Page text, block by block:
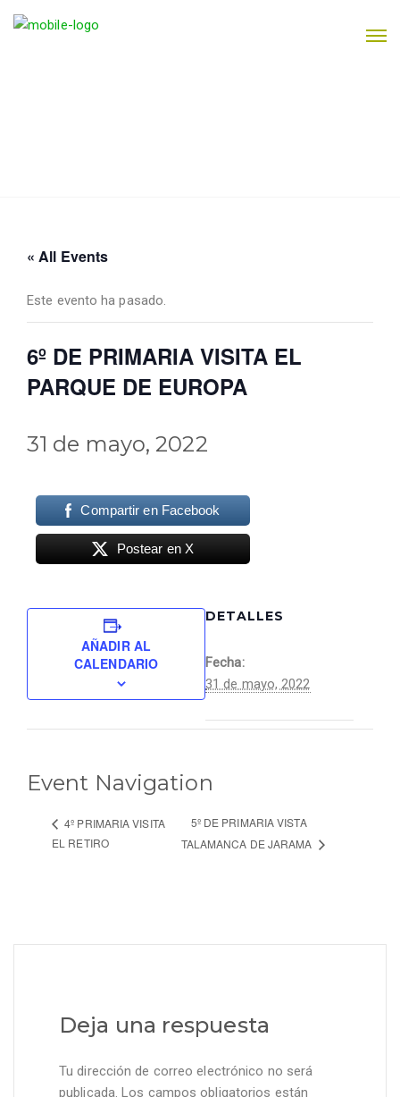
« All Events
Este evento ha pasado.
6º DE PRIMARIA VISITA EL
PARQUE DE EUROPA
31 de mayo, 2022
Compartir en Facebook
Postear en X
AÑADIR AL
CALENDARIO
DETALLES
Fecha:
31 de mayo, 2022
Event Navigation
4º PRIMARIA VISITA
EL RETIRO
5º DE PRIMARIA VISTA
TALAMANCA DE JARAMA
Deja una respuesta
Tu dirección de correo electrónico no será
publicada. Los campos obligatorios están